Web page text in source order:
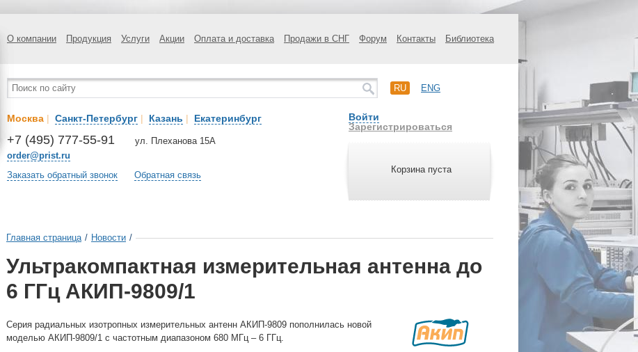
О компании Продукция Услуги Акции Оплата и доставка Продажи в СНГ Форум Контакты Библиотека
RU ENG
Москва | Санкт-Петербург | Казань | Екатеринбург
+7 (495) 777-55-91
order@prist.ru
ул. Плеханова 15А
Заказать обратный звонок Обратная связь
Войти
Зарегистрироваться
Корзина пуста
Главная страница / Новости /
Ультракомпактная измерительная антенна до
6 ГГц АКИП-9809/1
Серия радиальных изотропных измерительных антенн АКИП-9809 пополнилась новой
моделью АКИП-9809/1 с частотным диапазоном 680 МГц – 6 ГГц.